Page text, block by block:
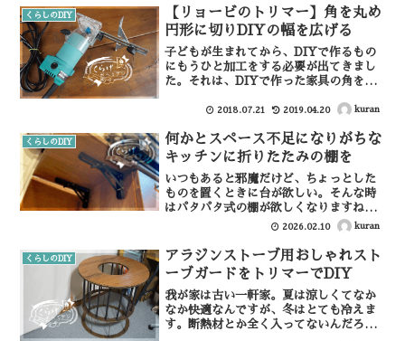
簡単にできたのでその手順を記事にしま
す。Step.1 マスキ...
くらしのDIY
【リョービのトリマー】角を丸め
円形に切りDIYの幅を広げる
子どもが生まれてから、DIYで作るもの
にもうひと加工をする必要が出てきまし
た。それは、DIYで作った家具の角を丸
丸くすべきなのでしょうけど、角が角ば
というのがあって角は...
2018.07.21 2019.04.20 kuran
くらしのDIY
何かとスペース不足になりがちな
キッチンに折りたたみの棚を
いつもあると邪魔だけど、ちょっとした
ものを置くときに台が欲しい。そんな時
はパタパタ式の棚が欲しくなりますね。
我が家ではキッチンにちょっとした物を
ない時はしまっておいて使いたいとき出
せる折りたたみ式の棚を作...
2026.02.10 kuran
くらしのDIY
アラジンストーブ用おしゃれスト
ーブガードをトリマーでDIY
我が家は古い一軒家。夏は涼しくてなか
なか快適なんですが、冬はとても冷えま
す。断熱材とか全く入ってないんだろう